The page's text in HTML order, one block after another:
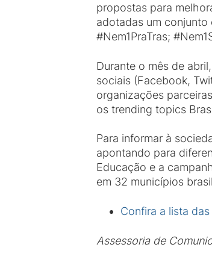
propostas para
adotadas um conjunto
#Nem1PraTras;
Durante o mês de
sociais (Facebook,
organizações
os trending topics
Para informar à
apontando para
Educação e a
em 32 municípios
Confira a lista
Assessoria de